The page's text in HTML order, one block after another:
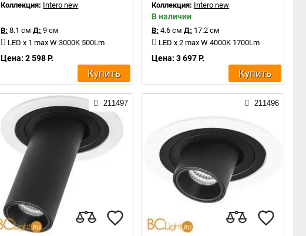
Коллекция: Intero new
В: 8.1 см Д: 9 см
LED x 1 max W 3000K 500Lm
Цена: 2 598 Р.
Купить
Коллекция: Intero new
В наличии
В: 4.6 см Д: 17.2 см
LED x 2 max W 4000K 1700Lm
Цена: 3 697 Р.
Купить
211497 211496